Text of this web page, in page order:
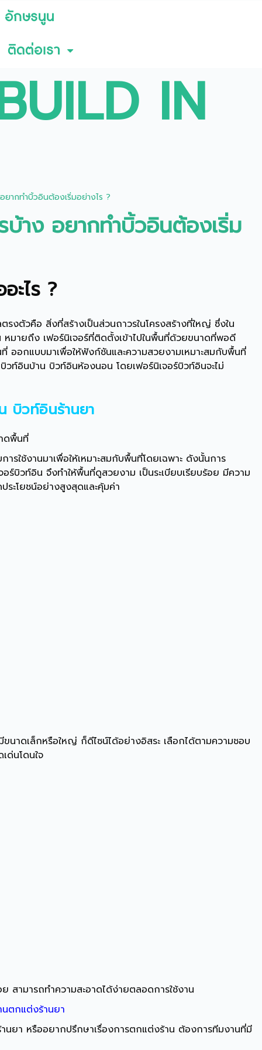
อักษรนูน
ติดต่อเรา
IN
ากทำบิ้วอินต้องเริ่มอย่างไร ?
าง อยากทำบิ้วอินต้องเริ่ม
ะไร ?
งตัวคือ สิ่งที่สร้างเป็นส่วนถาวรในโครงสร้างที่ใหญ่ ซึ่งใน
หมายถึง เฟอร์นิเจอร์ที่ติดตั้งเข้าไปในพื้นที่ด้วยขนาดที่พอดี
ออกแบบมาเพื่อให้ฟังก์ชันและความสวยงามเหมาะสมกับพื้นที่
ท์อินบ้าน บิวท์อินห้องนอน โดยเฟอร์นิเจอร์บิวท์อินจะไม่
บิวท์อินร้านยา
ดพื้นที่
รใช้งานมาเพื่อให้เหมาะสมกับพื้นที่โดยเฉพาะ ดังนั้นการ
บิวท์อิน จึงทำให้พื้นที่ดูสวยงาม เป็นระเบียบเรียบร้อย มีความ
ระโยชน์อย่างสูงสุดและคุ้มค่า
นาดเล็กหรือใหญ่ ก็ดีไซน์ได้อย่างอิสระ เลือกได้ตามความชอบ
ด่นโดนใจ
สามารถทำความสะอาดได้ง่ายตลอดการใช้งาน
ตกแต่งร้านยา
นยา หรืออยากปรึกษาเรื่องการตกแต่งร้าน ต้องการทีมงานที่มี